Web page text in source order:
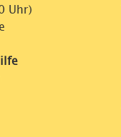
Uhr)